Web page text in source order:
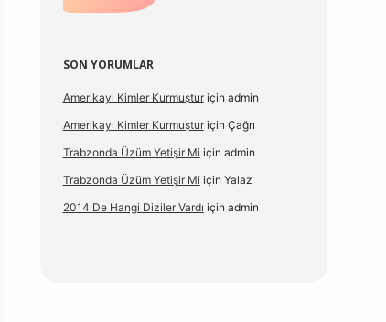
SON YORUMLAR
Amerikayı Kimler Kurmuşturiçin admin
Amerikayı Kimler Kurmuşturiçin Çağrı
Trabzonda Üzüm Yetişir Mi için admin
Trabzonda Üzüm Yetişir Mi için Yalaz
2014 De Hangi Diziler Vardı için admin